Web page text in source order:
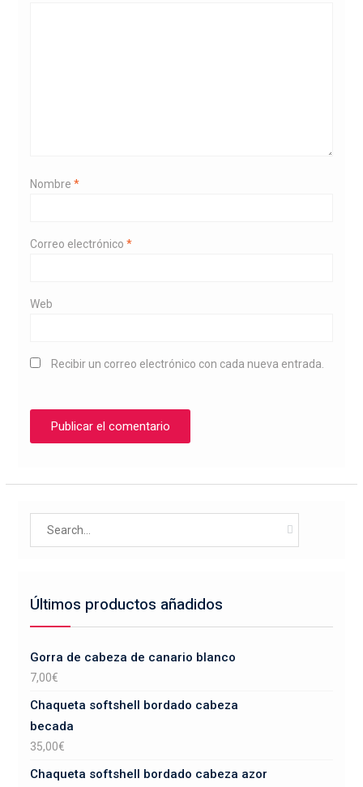
Nombre *
Correo electrónico *
Web
Recibir un correo electrónico con cada nueva entrada.
Últimos productos añadidos
Gorra de cabeza de canario blanco
7,00€
Chaqueta softshell bordado cabeza
becada
35,00€
Chaqueta softshell bordado cabeza azor